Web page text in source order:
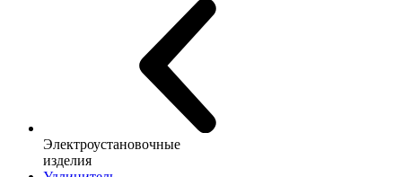
Электроустановочные
изделия